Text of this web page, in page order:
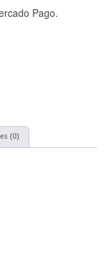
Pago.
(0)